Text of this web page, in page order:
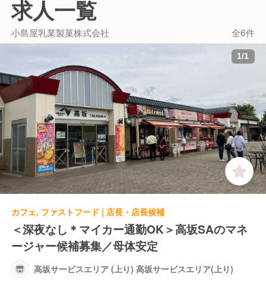
23:00 ■ベーカリー「Ｋｕｋｕｒｕ」：7:00～
21:00 ■カフェ「タリーズコーヒー」：10:00～
20:00 ■ショッピングコーナー：24時間営業 現
在、運営元はサービスエリア運営事業に注力中
です。 そこで当SAの戦力強化と事業拡大のた
めに新しい人材の採用を進めています。
求人一覧
小島屋乳業製菓株式会社 全6件
1/1
カフェ, ファストフード | 店長・店長候補
＜深夜なし＊マイカー通勤OK＞高坂SAのマネ
ージャー候補募集／母体安定
高坂サービスエリア (上り) 高坂サービスエリア(上り)